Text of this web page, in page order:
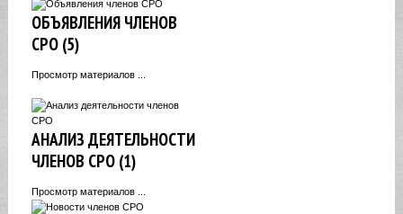
ОБЪЯВЛЕНИЯ ЧЛЕНОВ
СРО (5)
Просмотр материалов ...
АНАЛИЗ ДЕЯТЕЛЬНОСТИ
ЧЛЕНОВ СРО (1)
Просмотр материалов ...